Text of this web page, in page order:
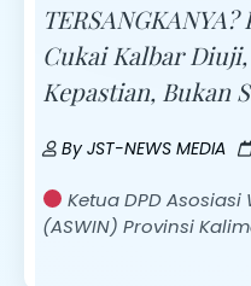
Cukai Kalbar
Kepastian, Bukan
By JST-NEWS MEDIA
Ketua DPD
(ASWIN) Provinsi